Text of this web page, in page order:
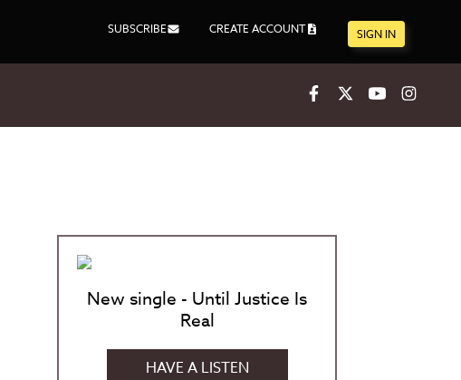
SUBSCRIBE CREATE ACCOUNT SIGN IN
Facebook Youtube
New single - Until Justice Is
Real
HAVE A LISTEN